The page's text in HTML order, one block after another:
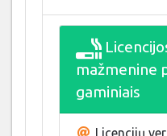
mažmenine
gaminiais
Licencijų